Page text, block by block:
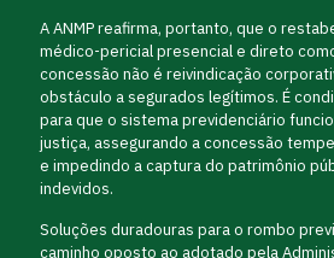
A ANMP reafirma, portanto, que o
médico-pericial presencial e direto
concessão não é reivindicação
obstáculo a segurados legítimos. É
para que o sistema previdenciário
justiça, assegurando a concessão
e impedindo a captura do patrimônio
indevidos.
Soluções duradouras para o rombo
caminho oposto ao adotado pela